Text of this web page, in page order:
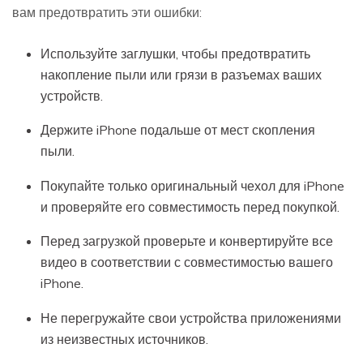
вам предотвратить эти ошибки:
Используйте заглушки, чтобы предотвратить
накопление пыли или грязи в разъемах ваших
устройств.
Держите iPhone подальше от мест скопления
пыли.
Покупайте только оригинальный чехол для iPhone
и проверяйте его совместимость перед покупкой.
Перед загрузкой проверьте и конвертируйте все
видео в соответствии с совместимостью вашего
iPhone.
Не перегружайте свои устройства приложениями
из неизвестных источников.